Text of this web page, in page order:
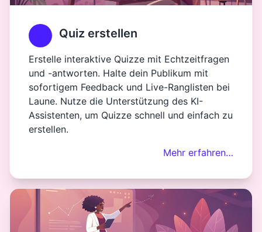
Quiz erstellen
Erstelle interaktive Quizze mit Echtzeitfragen
und -antworten. Halte dein Publikum mit
sofortigem Feedback und Live-Ranglisten bei
Laune. Nutze die Unterstützung des KI-
Assistenten, um Quizze schnell und einfach zu
erstellen.
Mehr erfahren…